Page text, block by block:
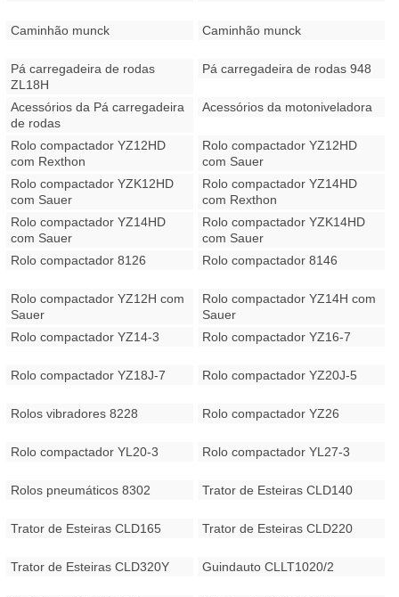
Caminhão munck Caminhão munck
Pá carregadeira de rodas
ZL18H
Pá carregadeira de rodas 948
Acessórios da Pá carregadeira
de rodas
Acessórios da motoniveladora
Rolo compactador YZ12HD
com Rexthon
Rolo compactador YZ12HD
com Sauer
Rolo compactador YZK12HD
com Sauer
Rolo compactador YZ14HD
com Rexthon
Rolo compactador YZ14HD
com Sauer
Rolo compactador YZK14HD
com Sauer
Rolo compactador 8126
Rolo compactador 8146
Rolo compactador YZ12H com
Sauer
Rolo compactador YZ14H com
Sauer
Rolo compactador YZ14-3
Rolo compactador YZ16-7
Rolo compactador YZ18J-7 Rolo compactador YZ20J-5
Rolos vibradores 8228 Rolo compactador YZ26
Rolo compactador YL20-3 Rolo compactador YL27-3
Rolos pneumáticos 8302 Trator de Esteiras CLD140
Trator de Esteiras CLD165 Trator de Esteiras CLD220
Trator de Esteiras CLD320Y Guindauto CLLT1020/2